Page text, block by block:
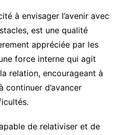
à envisager l’avenir avec
est une qualité
appréciée par les
force interne qui agit
relation, encourageant à
continuer d’avancer
de relativiser et de